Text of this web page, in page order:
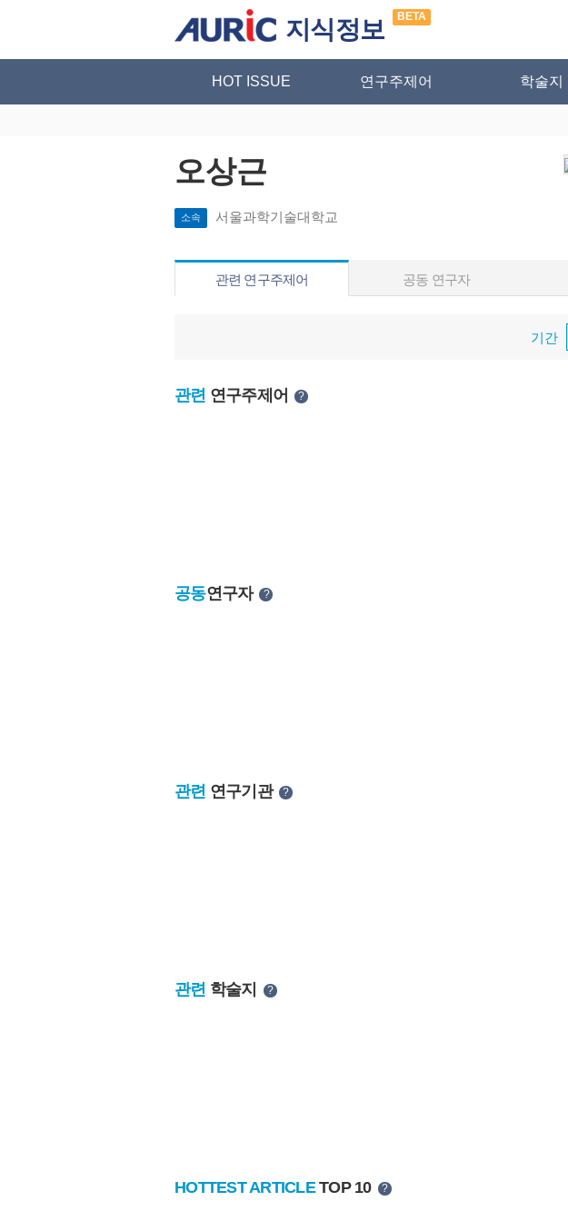
지식정보 BETA
HOT ISSUE 연구주제어 학술지
오상근
소속 서울과학기술대학교
관련 연구주제어 공동 연구자
기간
관련 연구주제어 ?
공동연구자 ?
관련 연구기관 ?
관련 학술지 ?
HOTTEST ARTICLETOP 10 ?